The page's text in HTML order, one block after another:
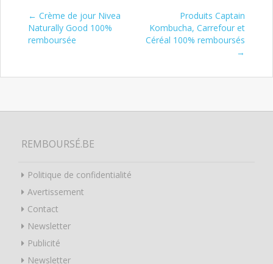
Post navigation
← Crème de jour Nivea
Naturally Good 100%
remboursée
Produits Captain
Kombucha, Carrefour et
Céréal 100% remboursés
→
REMBOURSÉ.BE
Politique de confidentialité
Avertissement
Contact
Newsletter
Publicité
Newsletter